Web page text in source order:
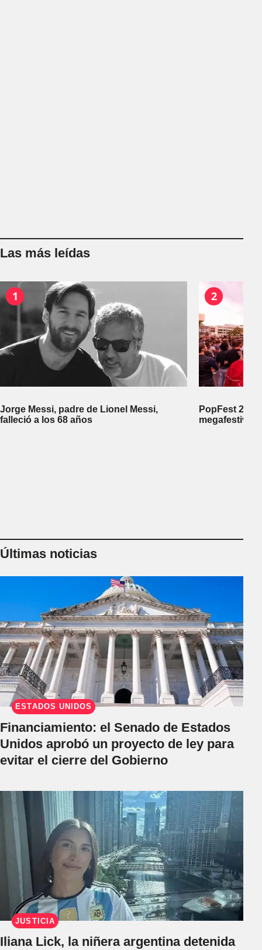
Las más leídas
1
Jorge Messi, padre de Lionel Messi,
falleció a los 68 años
2
PopFest
megafestival
Últimas noticias
ESTADOS UNIDOS
Financiamiento: el Senado de Estados
Unidos aprobó un proyecto de ley para
evitar el cierre del Gobierno
JUSTICIA
Iliana Lick, la niñera argentina detenida